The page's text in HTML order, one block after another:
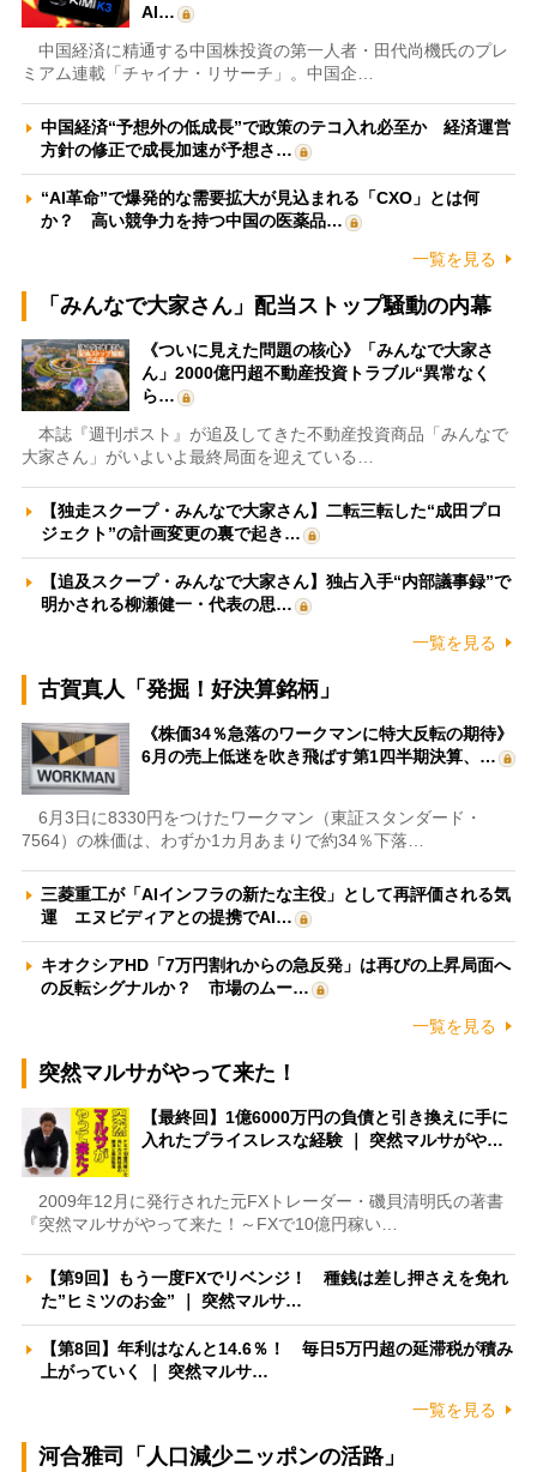
AI…
中国経済に精通する中国株投資の第一人者・田代尚機氏のプレ
ミアム連載「チャイナ・リサーチ」。中国企…
中国経済“予想外の低成長”で政策のテコ入れ必至か 経済運営
方針の修正で成長加速が予想さ…
“AI革命”で爆発的な需要拡大が見込まれる「CXO」とは何
か？ 高い競争力を持つ中国の医薬品…
一覧を見る
「みんなで大家さん」配当ストップ騒動の内幕
《ついに見えた問題の核心》「みんなで大家さ
ん」2000億円超不動産投資トラブル“異常なく
ら…
本誌『週刊ポスト』が追及してきた不動産投資商品「みんなで
大家さん」がいよいよ最終局面を迎えている…
【独走スクープ・みんなで大家さん】二転三転した“成田プロ
ジェクト”の計画変更の裏で起き…
【追及スクープ・みんなで大家さん】独占入手“内部議事録”で
明かされる柳瀬健一・代表の思…
一覧を見る
古賀真人「発掘！好決算銘柄」
《株価34％急落のワークマンに特大反転の期待》
6月の売上低迷を吹き飛ばす第1四半期決算、…
6月3日に8330円をつけたワークマン（東証スタンダード・
7564）の株価は、わずか1カ月あまりで約34％下落…
三菱重工が「AIインフラの新たな主役」として再評価される気
運 エヌビディアとの提携でAI…
キオクシアHD「7万円割れからの急反発」は再びの上昇局面へ
の反転シグナルか？ 市場のムー…
一覧を見る
突然マルサがやって来た！
【最終回】1億6000万円の負債と引き換えに手に
入れたプライスレスな経験 ｜ 突然マルサがや…
2009年12月に発行された元FXトレーダー・磯貝清明氏の著書
『突然マルサがやって来た！～FXで10億円稼い…
【第9回】もう一度FXでリベンジ！ 種銭は差し押さえを免れ
た”ヒミツのお金” ｜ 突然マルサ…
【第8回】年利はなんと14.6％！ 毎日5万円超の延滞税が積み
上がっていく ｜ 突然マルサ…
一覧を見る
河合雅司「人口減少ニッポンの活路」